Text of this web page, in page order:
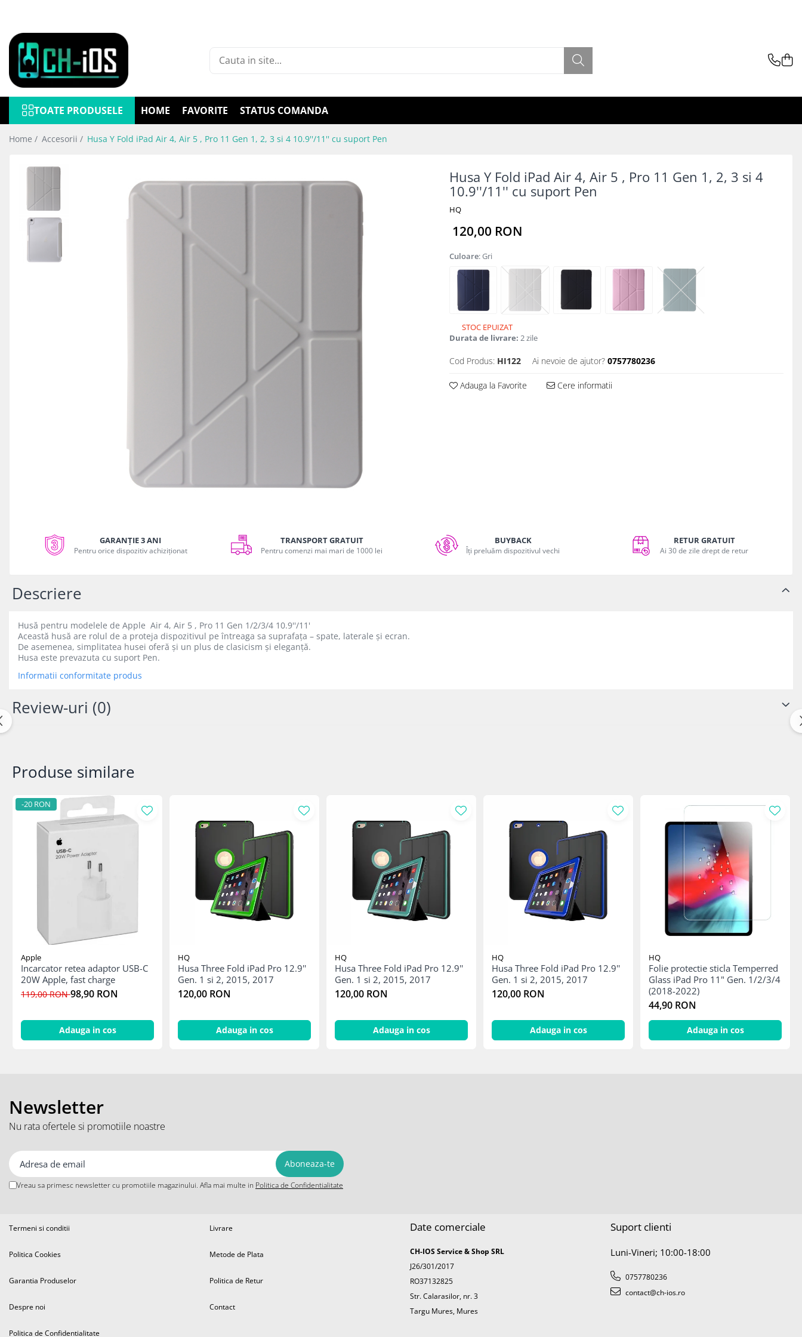
Dispozitive
iPhone
iPhone 11
iPhone 11 Pro
iPhone 12
iPhone 12 Pro
iPhone 12 Pro Max
iPhone 13
iPhone 13 Mini
iPhone 13 Pro Max
iPhone Xs
Series 10
Series 6
Series 7
Series 8
Series 9
Series SE 3
Ultra 3
iPad Air 13 M3 (2025)
Mac
MacBook Air
MacBook Pro
iPhone 11
iPhone 11 Pro Max
iPhone 12
iPhone 12 Mini
iPhone 12 Pro Max
iPhone 13
iPhone 14
iPhone 14 Plus
iPhone 14 Pro Max
iPhone 15
iPhone 15 Plus
iPhone 16
iPhone 16 Pro Max
iPhone 5C
TOATE PRODUSELE HOME FAVORITE STATUS COMANDA
Home / Accesorii / Husa Y Fold iPad Air 4, Air 5 , Pro 11 Gen 1, 2, 3 si 4 10.9''/11'' cu suport Pen
Husa Y Fold iPad Air 4, Air 5 , Pro 11 Gen 1, 2, 3 si 4
10.9''/11'' cu suport Pen
HQ
Facebook
120,00 RON
Culoare: Gri
STOC EPUIZAT
Durata de livrare: 2 zile
Cod Produs: HI122 Ai nevoie de ajutor? 0757780236
Adauga la Favorite Cere informatii
GARANȚIE 3 ANI
Pentru orice dispozitiv achiziționat
TRANSPORT GRATUIT
Pentru comenzi mai mari de 1000 lei
BUYBACK
Îți preluăm dispozitivul vechi
RETUR GRATUIT
Ai 30 de zile drept de retur
Descriere
Husă pentru modelele de Apple Air 4, Air 5 , Pro 11 Gen 1/2/3/4 10.9''/11'
Această husă are rolul de a proteja dispozitivul pe întreaga sa suprafața – spate, laterale și ecran.
De asemenea, simplitatea husei oferă și un plus de clasicism și eleganță.
Husa este prevazuta cu suport Pen.
Informatii conformitate produs
Review-uri (0)
Produse similare
-20 RON
Apple
Incarcator retea adaptor USB-C
20W Apple, fast charge
119,00 RON98,90 RON
Adauga in cos
HQ
Husa Three Fold iPad Pro 12.9''
Gen. 1 si 2, 2015, 2017
120,00 RON
Adauga in cos
HQ
Husa Three Fold iPad Pro 12.9''
Gen. 1 si 2, 2015, 2017
120,00 RON
Adauga in cos
HQ
Husa Three Fold iPad Pro 12.9''
Gen. 1 si 2, 2015, 2017
120,00 RON
Adauga in cos
HQ
Folie protectie sticla Temperred
Glass iPad Pro 11" Gen. 1/2/3/4
(2018-2022)
44,90 RON
Adauga in cos
Newsletter
Nu rata ofertele si promotiile noastre
Vreau sa primesc newsletter cu promotiile magazinului. Afla mai multe in Politica de Confidentialitate
Termeni si conditii
Politica Cookies
Garantia Produselor
Despre noi
Politica de Confidentialitate
Livrare
Metode de Plata
Politica de Retur
Contact
Date comerciale
CH-IOS Service & Shop SRL
J26/301/2017
RO37132825
Str. Calarasilor, nr. 3
Targu Mures, Mures
Suport clienti
Luni-Vineri; 10:00-18:00
0757780236
contact@ch-ios.ro